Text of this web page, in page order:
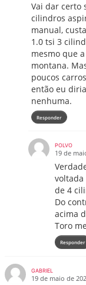
Vai dar certo
cilindros
manual,
1.0 tsi 3
mesmo que
montana.
poucos
então eu
nenhuma.
Responder
POLVO
19 de
voltada
de 4
Do
acima
Toro
Responder
GABRIEL
19 de maio de